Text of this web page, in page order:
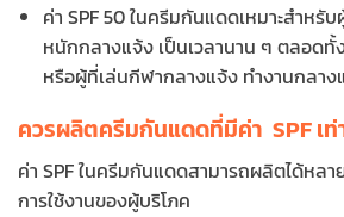
ค่า SPF 50 ในครีมกันแดดเหมาะสำหรั
หนักกลางแจ้ง เป็นเวลานาน ๆ ตลอดทั้
หรือผู้ที่เล่นกีฬากลางแจ้ง ทำงานกลาง
ควรผลิตครีมกันแดดที่มีค่า SPF เท่
ค่า SPF ในครีมกันแดดสามารถผลิตได้หล
การใช้งานของผู้บริโภค